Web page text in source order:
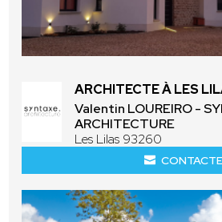
ARCHITECTE À LES
Valentin LOUREIRO -
ARCHITECTURE
Les Lilas 93260